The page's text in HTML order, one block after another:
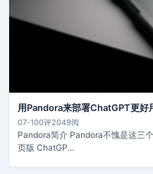
用Pandora来部署ChatGPT更好
07-100评2049阅
Pandora简介 Pandora不愧是这三
页版 ChatGP...